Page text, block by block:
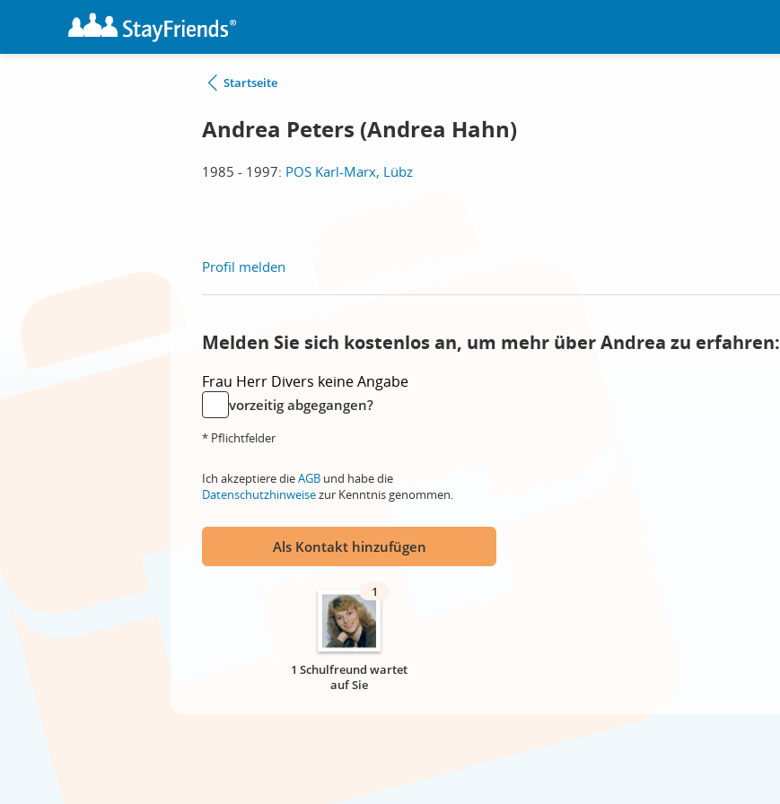
Startseite
Andrea Peters (Andrea Hahn)
1985 - 1997: POS Karl-Marx, Lübz
Profil melden
Melden Sie sich kostenlos an, um mehr über Andrea zu erfahren:
Frau Herr Divers keine Angabe
vorzeitig abgegangen?
* Pflichtfelder
Ich akzeptiere dieAGB und habe die
Datenschutzhinweisezur Kenntnis genommen.
Als Kontakt hinzufügen
1
1 Schulfreund wartet
auf Sie